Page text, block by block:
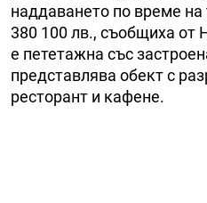
наддаването по време на
380 100 лв., съобщиха
е пететажна със
представлява обект с
ресторант и кафене.